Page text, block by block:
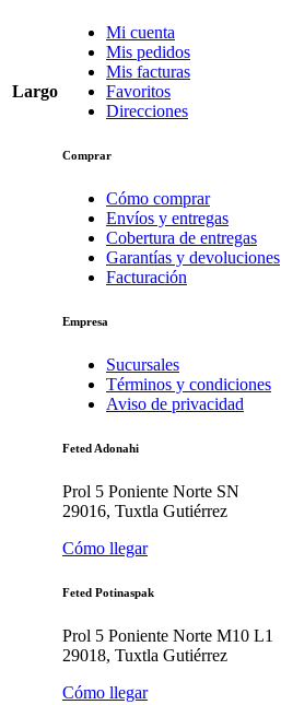
Largo
Mi cuenta
Mis pedidos
Mis facturas
Favoritos
Direcciones
Comprar
Cómo comprar
Envíos y entregas
Cobertura de entregas
Garantías y devoluciones
Facturación
Empresa
Sucursales
Términos y condiciones
Aviso de privacidad
Feted Adonahi
Prol 5 Poniente Norte SN
29016, Tuxtla Gutiérrez
Cómo llegar
Feted Potinaspak
Prol 5 Poniente Norte M10 L1
29018, Tuxtla Gutiérrez
Cómo llegar